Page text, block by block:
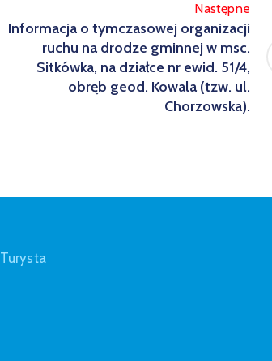
Następne
Informacja o tymczasowej organizacji
ruchu na drodze gminnej w msc.
Sitkówka, na działce nr ewid. 51/4,
obręb geod. Kowala (tzw. ul.
Chorzowska).
Turysta